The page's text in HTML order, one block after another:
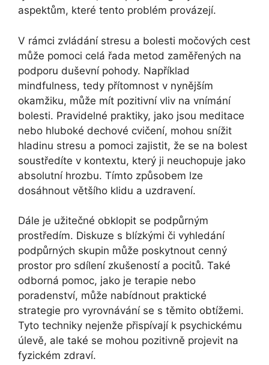
aspektům, které tento problém provázejí.
V rámci zvládání stresu a bolesti močových cest
může pomoci celá řada metod zaměřených na
podporu duševní pohody. Například
mindfulness, tedy přítomnost v nynějším
okamžiku, může mít pozitivní vliv na vnímání
bolesti. Pravidelné praktiky, jako jsou meditace
nebo hluboké dechové cvičení, mohou snížit
hladinu stresu a pomoci zajistit, že se na bolest
soustředíte v kontextu, který ji neuchopuje jako
absolutní hrozbu. Tímto způsobem lze
dosáhnout většího klidu a uzdravení.
Dále je užitečné obklopit se podpůrným
prostředím. Diskuze s blízkými či vyhledání
podpůrných skupin může poskytnout cenný
prostor pro sdílení zkušeností a pocitů. Také
odborná pomoc, jako je terapie nebo
poradenství, může nabídnout praktické
strategie pro vyrovnávání se s těmito obtížemi.
Tyto techniky nejenže přispívají k psychickému
úlevě, ale také se mohou pozitivně projevit na
fyzickém zdraví.